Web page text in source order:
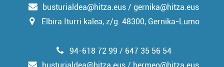
busturialdea@hitza.eus / gernika@hitza.eus
Elbira Iturri kalea, z/g. 48300, Gernika-Lumo
94-618 72 99 / 647 35 56 54